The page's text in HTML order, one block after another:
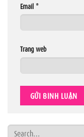
Email *
Trang web